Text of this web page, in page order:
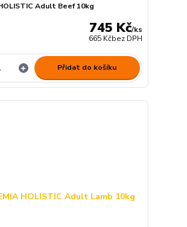
Adult Beef 10kg
745 Kč/ks
665 Kčbez DPH
Přidat do košíku